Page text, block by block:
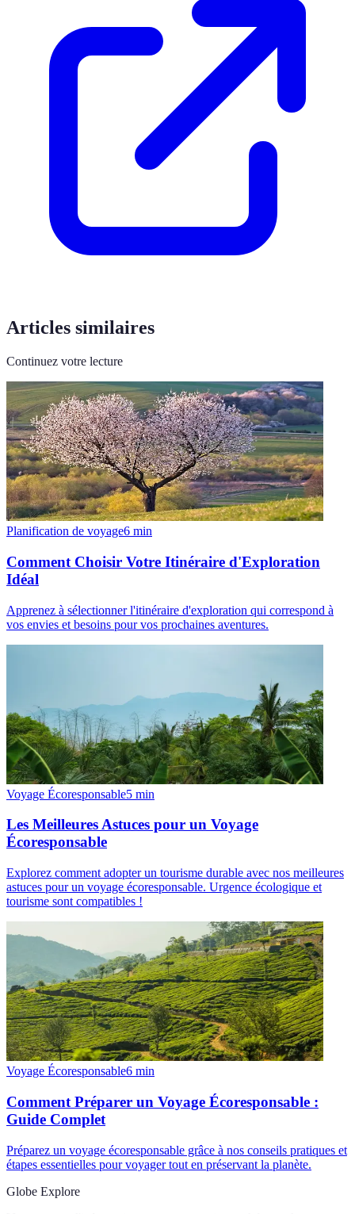
Articles similaires
Continuez votre lecture
Planification de voyage6 min
Comment Choisir Votre Itinéraire d'Exploration
Idéal
Apprenez à sélectionner l'itinéraire d'exploration qui correspond à
vos envies et besoins pour vos prochaines aventures.
Voyage Écoresponsable5 min
Les Meilleures Astuces pour un Voyage
Écoresponsable
Explorez comment adopter un tourisme durable avec nos meilleures
astuces pour un voyage écoresponsable. Urgence écologique et
tourisme sont compatibles !
Voyage Écoresponsable6 min
Comment Préparer un Voyage Écoresponsable :
Guide Complet
Préparez un voyage écoresponsable grâce à nos conseils pratiques et
étapes essentielles pour voyager tout en préservant la planète.
Globe Explore